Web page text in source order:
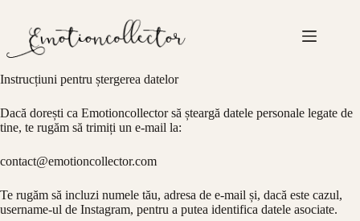
conținut
Instrucțiuni pentru ștergerea datelor
Dacă dorești ca Emotioncollector să șteargă datele personale legate de
tine, te rugăm să trimiți un e-mail la:
contact@emotioncollector.com
Te rugăm să incluzi numele tău, adresa de e-mail și, dacă este cazul,
username-ul de Instagram, pentru a putea identifica datele asociate.